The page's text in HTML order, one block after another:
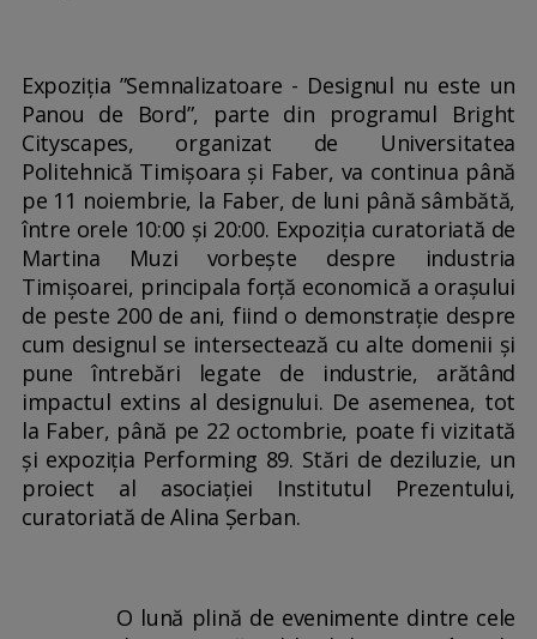
Expoziția ”Semnalizatoare - Designul nu este un
Panou de Bord”, parte din programul Bright
Cityscapes, organizat de Universitatea
Politehnică Timișoara și Faber, va continua până
pe 11 noiembrie, la Faber, de luni până sâmbătă,
între orele 10:00 și 20:00. Expoziția curatoriată de
Martina Muzi vorbește despre industria
Timișoarei, principala forță economică a orașului
de peste 200 de ani, fiind o demonstrație despre
cum designul se intersectează cu alte domenii și
pune întrebări legate de industrie, arătând
impactul extins al designului. De asemenea, tot
la Faber, până pe 22 octombrie, poate fi vizitată
și expoziția Performing 89. Stări de deziluzie, un
proiect al asociației Institutul Prezentului,
curatoriată de Alina Șerban.
O lună plină de evenimente dintre cele